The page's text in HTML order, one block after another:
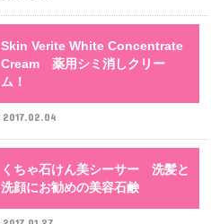
Skin Verite White Concentrate
Cream 薬用シミ消しクリー
ム！
2017.02.04
くちゃ石けん美シーサー 洗髪と
洗顔にお勧めの美容石鹸